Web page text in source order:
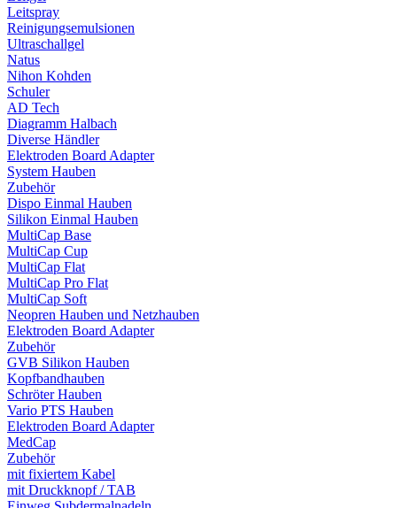
Leitspray
Reinigungsemulsionen
Ultraschallgel
Natus
Nihon Kohden
Schuler
AD Tech
Diagramm Halbach
Diverse Händler
Elektroden Board Adapter
System Hauben
Zubehör
Dispo Einmal Hauben
Silikon Einmal Hauben
MultiCap Base
MultiCap Cup
MultiCap Flat
MultiCap Pro Flat
MultiCap Soft
Neopren Hauben und Netzhauben
Elektroden Board Adapter
Zubehör
GVB Silikon Hauben
Kopfbandhauben
Schröter Hauben
Vario PTS Hauben
Elektroden Board Adapter
MedCap
Zubehör
mit fixiertem Kabel
mit Druckknopf / TAB